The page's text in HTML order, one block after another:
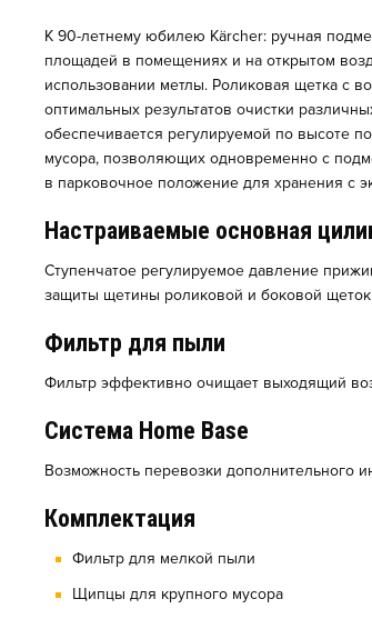
К 90-летнему юбилею Kärcher: ручная
площадей в помещениях и на открытом
использовании метлы. Роликовая щетка с
оптимальных результатов очистки
обеспечивается регулируемой по высоте
мусора, позволяющих одновременно с
в парковочное положение для хранения с
Настраиваемые основная
Ступенчатое регулируемое давление
защиты щетины роликовой и боковой
Фильтр для пыли
Фильтр эффективно очищает выходящий
Система Home Base
Возможность перевозки дополнительного
Комплектация
Фильтр для мелкой пыли
Щипцы для крупного мусора